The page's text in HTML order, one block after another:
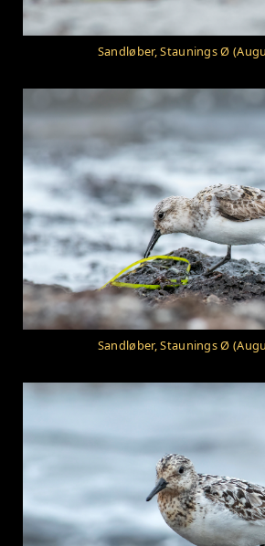
Sandløber, Staunings Ø
Sandløber, Staunings Ø